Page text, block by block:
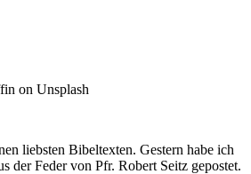
on Unsplash
lieb­sten Bibel­tex­ten. Gestern habe ich
der Fed­er von Pfr. Robert Seitz gepostet.